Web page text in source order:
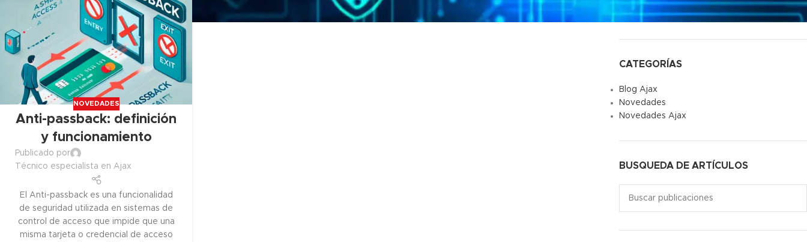
NOVEDADES
Anti-passback: definición
y funcionamiento
Publicado por
Técnico especialista en Ajax
El Anti-passback es una funcionalidad
de seguridad utilizada en sistemas de
control de acceso que impide que una
misma tarjeta o credencial de acceso
CATEGORÍAS
Blog Ajax
Novedades
Novedades Ajax
BUSQUEDA DE ARTÍCULOS